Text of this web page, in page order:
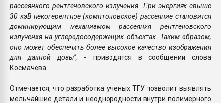
рассеянного рентгеновского излучения. При энергиях свыше
30 кэВ некогерентное (комптоновское) рассеяние становится
доминирующим механизмом рассеяния рентгеновского
излучения на углеродосодержащих объектах. Таким образом,
оно может обеспечить более высокое качество изображения
для данной дозы", - приводятся в сообщении слова
Космачева.
Отмечается, что разработка ученых ТГУ позволит выявлять
мельчайшие детали и неоднородности внутри полимерного